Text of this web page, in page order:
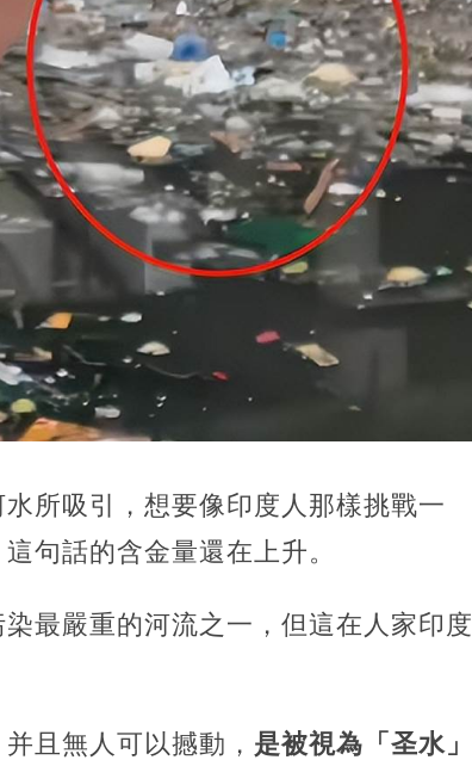
所吸引，想要像印度人那樣挑戰一
句話的含金量還在上升。
最嚴重的河流之一，但這在人家印度
且無人可以撼動， 是被視為「圣水」